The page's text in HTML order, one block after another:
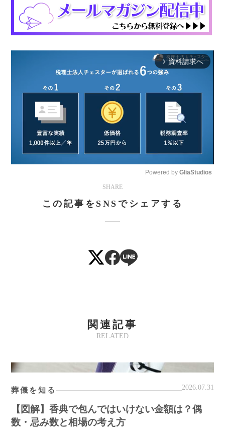
arrow_forward_ios 資料請求へ
Powered by GliaStudios
SHARE
この記事をSNSでシェアする
RELATED
関連記事
葬儀を知る 2026.07.31
【図解】香典で包んではいけない金額は？偶
数・忌み数と相場の考え方